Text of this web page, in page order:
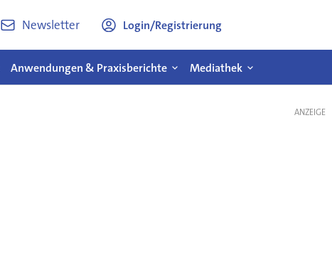
Newsletter Login/Registrierung
Anwendungen & Praxisberichte Mediathek
ANZEIGE